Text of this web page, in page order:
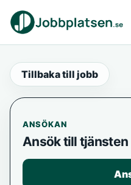
Tillbaka till jobb
ANSÖKAN
Ansök till tjänsten